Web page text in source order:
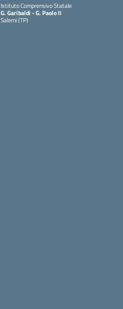
Istituto Comprensivo Statale
G. Garibaldi - G. Paolo II
Salemi (TP)